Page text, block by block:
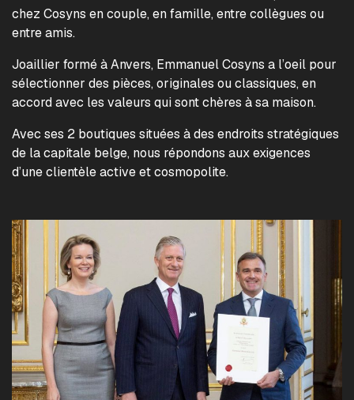
chez Cosyns en couple, en famille, entre collègues ou
entre amis.
Joaillier formé à Anvers, Emmanuel Cosyns a l’oeil pour
sélectionner des pièces, originales ou classiques, en
accord avec les valeurs qui sont chères à sa maison.
Avec ses 2 boutiques situées à des endroits stratégiques
de la capitale belge, nous répondons aux exigences
d’une clientèle active et cosmopolite.